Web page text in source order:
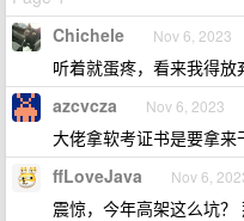
Chichele Nov 6, 2023
听着就蛋疼，看来我得放
azcvcza Nov 6, 2023
大佬拿软考证书是要拿来
ffLoveJava Nov 6,
震惊，今年高架这么坑